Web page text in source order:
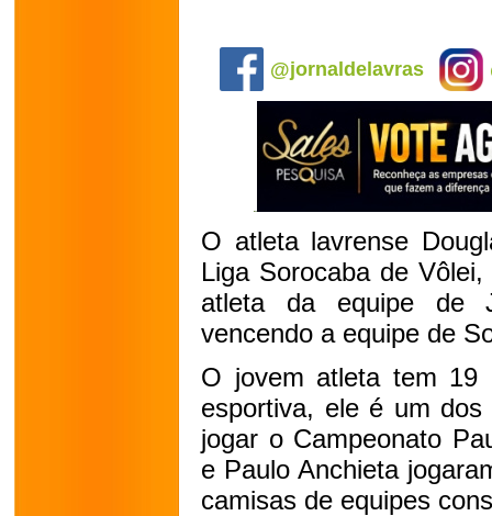
@jornaldelavras
O atleta lavrense
Liga Sorocaba de
atleta da equipe de
vencendo a equipe de
O jovem atleta tem 19
esportiva, ele é um
jogar o Campeonato
e Paulo Anchieta
camisas de equipes